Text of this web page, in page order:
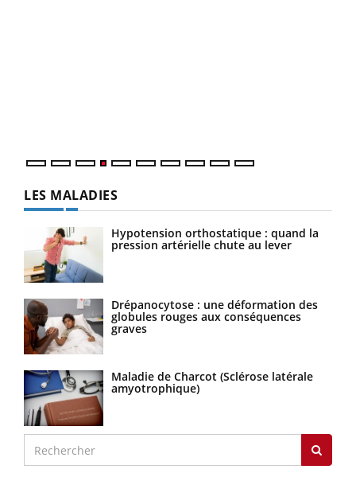
LES MALADIES
Hypotension orthostatique : quand la
pression artérielle chute au lever
Drépanocytose : une déformation des
globules rouges aux conséquences
graves
Maladie de Charcot (Sclérose latérale
amyotrophique)